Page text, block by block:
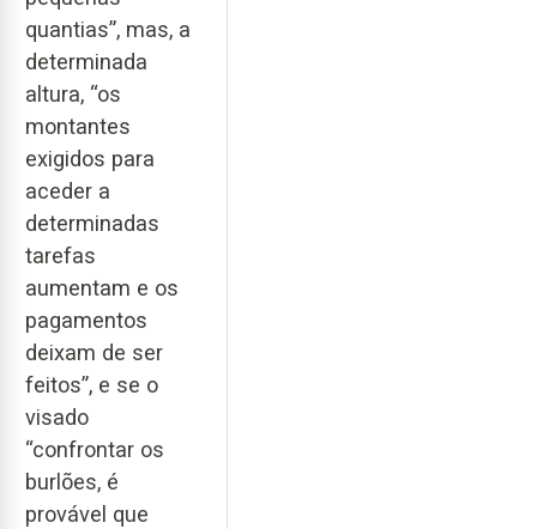
quantias”, mas, a
determinada
altura, “os
montantes
exigidos para
aceder a
determinadas
tarefas
aumentam e os
pagamentos
deixam de ser
feitos”, e se o
visado
“confrontar os
burlões, é
provável que